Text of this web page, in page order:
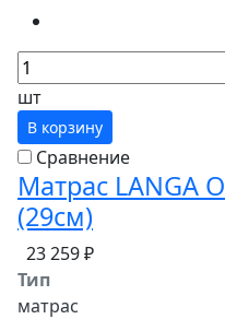
шт
В корзину
Сравнение
Матрас LANGA О
(29см)
23 259 ₽
Тип
матрас